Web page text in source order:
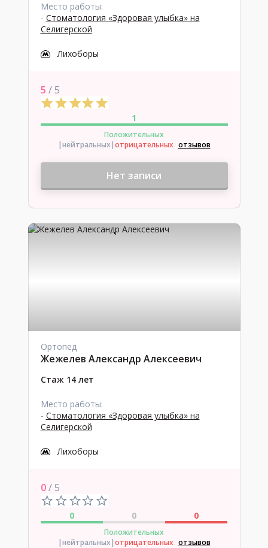
Место работы:
- Стоматология «Здоровая улыбка» на
Селигерской
Лихоборы
5 / 5
1
Положительных
|нейтральных|отрицательных отзывов
Нет записи
Ортопед
Жежелев Александр Алексеевич
Стаж 14 лет
Место работы:
- Стоматология «Здоровая улыбка» на
Селигерской
Лихоборы
0/ 5
0 0 0
Положительных
|нейтральных|отрицательных отзывов